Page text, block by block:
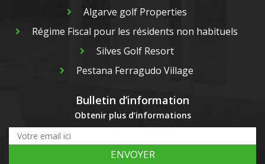
Algarve golf Properties
Régime Fiscal pour les résidents non habituels
Silves Golf Resort
Pestana Ferragudo Village
Bulletin d’information
Obtenir plus d’informations
ENVOYER